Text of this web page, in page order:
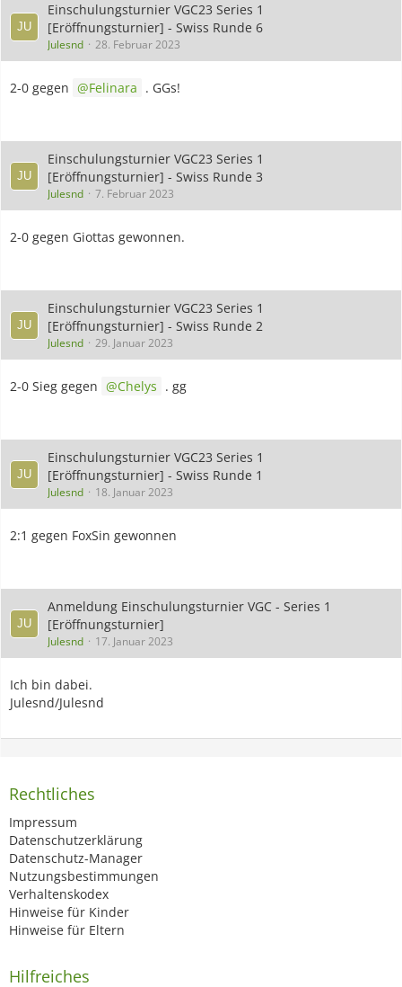
Einschulungsturnier VGC23 Series 1
[Eröffnungsturnier] - Swiss Runde 6
Julesnd 28. Februar 2023
2-0 gegen Felinara . GGs!
Einschulungsturnier VGC23 Series 1
[Eröffnungsturnier] - Swiss Runde 3
Julesnd 7. Februar 2023
2-0 gegen Giottas gewonnen.
Einschulungsturnier VGC23 Series 1
[Eröffnungsturnier] - Swiss Runde 2
Julesnd 29. Januar 2023
2-0 Sieg gegen Chelys . gg
Einschulungsturnier VGC23 Series 1
[Eröffnungsturnier] - Swiss Runde 1
Julesnd 18. Januar 2023
2:1 gegen FoxSin gewonnen
Anmeldung Einschulungsturnier VGC - Series 1
[Eröffnungsturnier]
Julesnd 17. Januar 2023
Ich bin dabei.
Julesnd/Julesnd
Rechtliches
Impressum
Datenschutzerklärung
Datenschutz-Manager
Nutzungsbestimmungen
Verhaltenskodex
Hinweise für Kinder
Hinweise für Eltern
Hilfreiches